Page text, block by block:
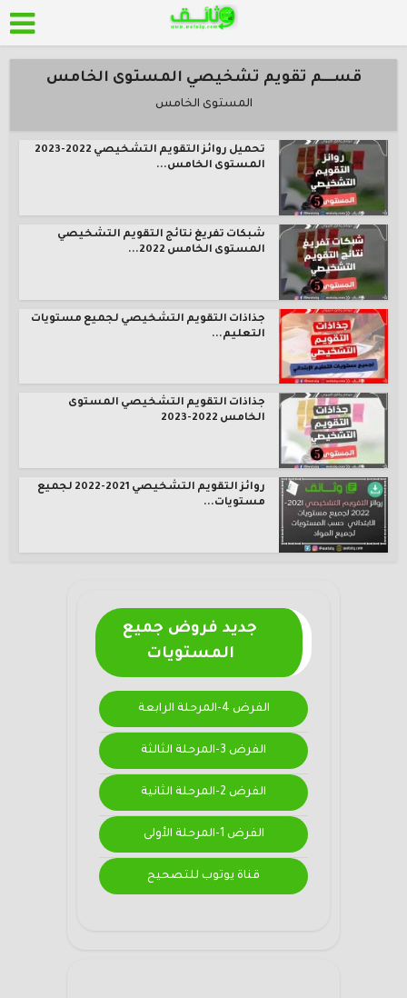
قســــم تقويم تشخيصي المستوى الخامس
المستوى الخامس
تحميل روائز التقويم التشخيصي 2022-2023
المستوى الخامس...
شبكات تفريغ نتائج التقويم التشخيصي
المستوى الخامس 2022...
جذاذات التقويم التشخيصي لجميع مستويات
التعليم...
جذاذات التقويم التشخيصي المستوى
الخامس 2022-2023
روائز التقويم التشخيصي 2021-2022 لجميع
مستويات...
جديد فروض جميع
المستويات
الفرض 4-المرحلة الرابعة
الفرض 3-المرحلة الثالثة
الفرض 2-المرحلة الثانية
الفرض 1-المرحلة الأولى
قناة يوتوب للتصحيح